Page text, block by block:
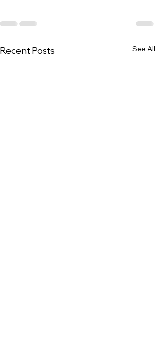
Recent Posts See All